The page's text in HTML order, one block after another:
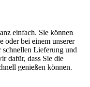
einfach. Sie können
oder bei einem unserer
schnellen Lieferung und
dafür, dass Sie die
genießen können.